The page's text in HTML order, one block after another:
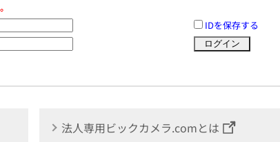
IDを保存する
法人専用ビックカメラ.comとは